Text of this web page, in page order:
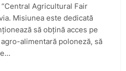
Agricultural Fair
Misiunea este dedicată
să obțină acces pe
alimentară poloneză, să